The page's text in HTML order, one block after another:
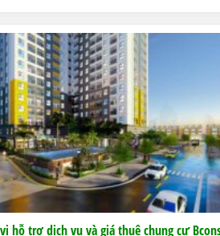
hỗ trợ dịch vụ và giá thuê chung cư